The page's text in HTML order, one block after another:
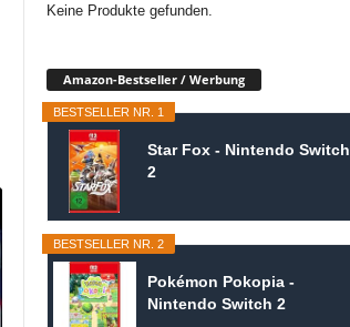
Keine Produkte gefunden.
Amazon-Bestseller / Werbung
BESTSELLER NR. 1
Star Fox - Nintendo Switch
2
BESTSELLER NR. 2
Pokémon Pokopia -
Nintendo Switch 2